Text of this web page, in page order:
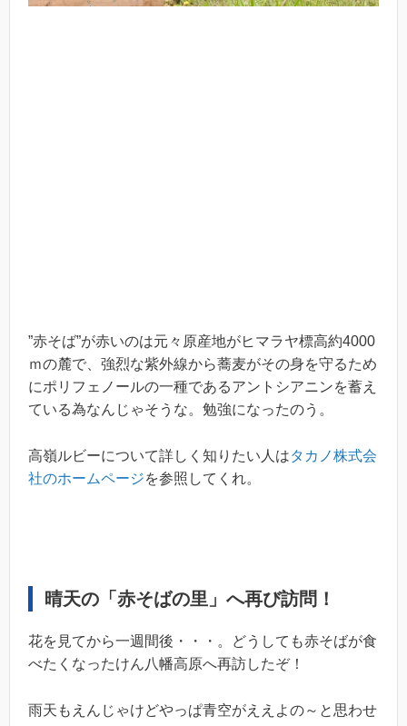
”赤そば”が赤いのは元々原産地がヒマラヤ標高約4000
ｍの麓で、強烈な紫外線から蕎麦がその身を守るため
にポリフェノールの一種であるアントシアニンを蓄え
ている為なんじゃそうな。勉強になったのう。
高嶺ルビーについて詳しく知りたい人はタカノ株式会
社のホームページを参照してくれ。
晴天の「赤そばの里」へ再び訪問！
花を見てから一週間後・・・。どうしても赤そばが食
べたくなったけん八幡高原へ再訪したぞ！
雨天もえんじゃけどやっぱ青空がええよの～と思わせ